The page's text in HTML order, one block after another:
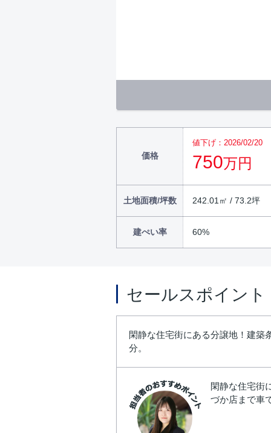
価格
値下げ：2026/02/20
750万円
土地面積/坪数 242.01㎡ / 73.2坪
建ぺい率 60%
セールスポイント
閑静な住宅街にある分譲地！建築
分。
閑静な住宅街
づか店まで車